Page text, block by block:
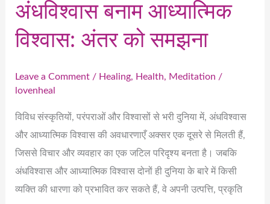
अंधविश्वास बनाम आध्यात्मिक
विश्वास: अंतर को समझना
Leave a Comment / Healing, Health, Meditation /
lovenheal
विविध संस्कृतियों, परंपराओं और विश्वासों से भरी दुनिया में, अंधविश्वास
और आध्यात्मिक विश्वास की अवधारणाएँ अक्सर एक दूसरे से मिलती हैं,
जिससे विचार और व्यवहार का एक जटिल परिदृश्य बनता है। जबकि
अंधविश्वास और आध्यात्मिक विश्वास दोनों ही दुनिया के बारे में किसी
व्यक्ति की धारणा को प्रभावित कर सकते हैं, वे अपनी उत्पत्ति, प्रकृति